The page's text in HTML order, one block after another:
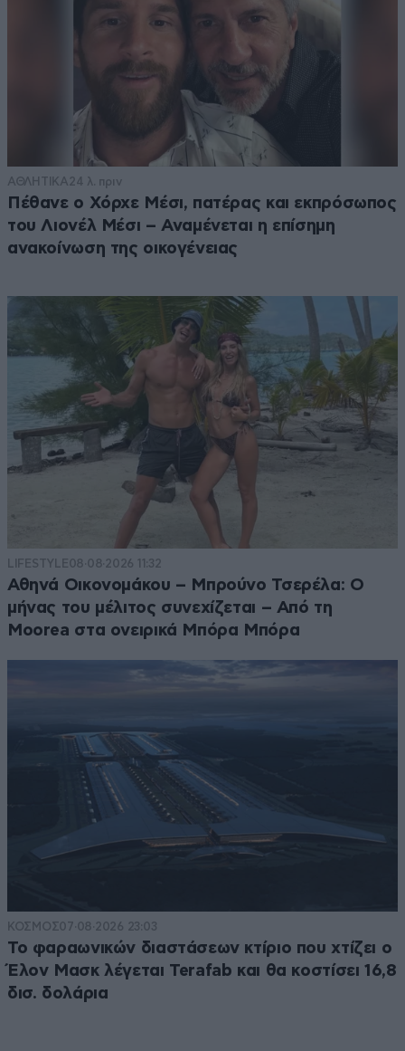
ΑΘΛΗΤΙΚΑ 24 λ. πριν
Πέθανε ο Χόρχε Μέσι, πατέρας και εκπρόσωπος
του Λιονέλ Μέσι – Αναμένεται η επίσημη
ανακοίνωση της οικογένειας
LIFESTYLE08·08·2026 11:32
Αθηνά Οικονομάκου – Μπρούνο Τσερέλα: Ο
μήνας του μέλιτος συνεχίζεται – Από τη
Moorea στα ονειρικά Μπόρα Μπόρα
ΚΟΣΜΟΣ07·08·2026 23:03
Το φαραωνικών διαστάσεων κτίριο που χτίζει ο
Έλον Μασκ λέγεται Terafab και θα κοστίσει 16,8
δισ. δολάρια